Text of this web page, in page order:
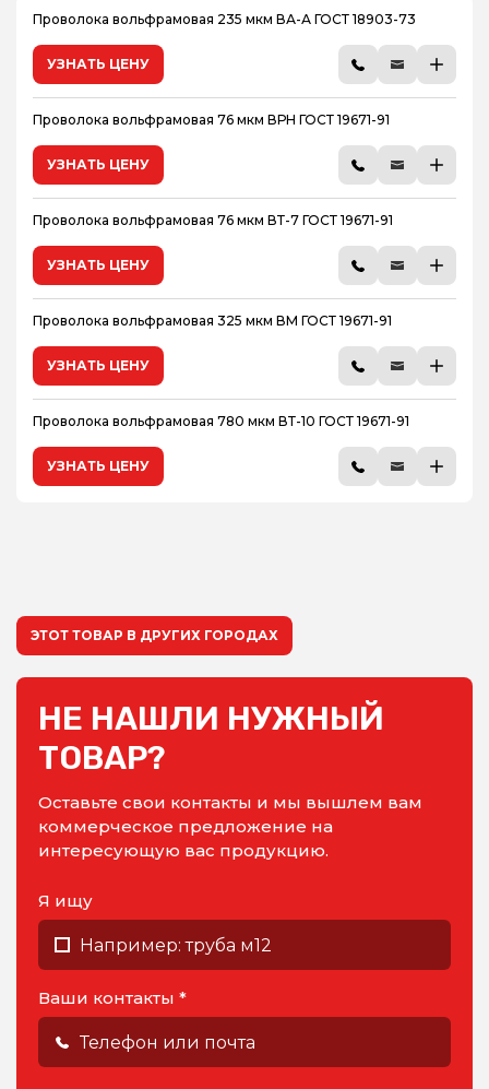
Проволока вольфрамовая 235 мкм ВА-А ГОСТ 18903-73
УЗНАТЬ ЦЕНУ
Проволока вольфрамовая 76 мкм ВРН ГОСТ 19671-91
УЗНАТЬ ЦЕНУ
Проволока вольфрамовая 76 мкм ВТ-7 ГОСТ 19671-91
УЗНАТЬ ЦЕНУ
Проволока вольфрамовая 325 мкм ВМ ГОСТ 19671-91
УЗНАТЬ ЦЕНУ
Проволока вольфрамовая 780 мкм ВТ-10 ГОСТ 19671-91
УЗНАТЬ ЦЕНУ
ЭТОТ ТОВАР В ДРУГИХ ГОРОДАХ
НЕ НАШЛИ НУЖНЫЙ
ТОВАР?
Оставьте свои контакты и мы вышлем вам
коммерческое предложение на
интересующую вас продукцию.
Я ищу
Ваши контакты *